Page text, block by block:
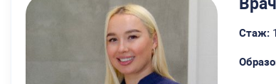
Стаж: